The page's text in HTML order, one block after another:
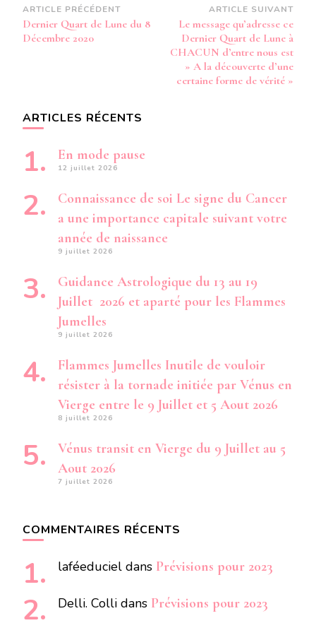
LÈVE
Navigation
d’article
ARTICLE PRÉCÉDENT
Dernier Quart de Lune du 8
Décembre 2020
ARTICLE SUIVANT
Le message qu’adresse ce
Dernier Quart de Lune à
CHACUN d’entre nous est
» A la découverte d’une
certaine forme de vérité »
ARTICLES RÉCENTS
En mode pause
12 juillet 2026
Connaissance de soi Le signe du Cancer
a une importance capitale suivant votre
année de naissance
9 juillet 2026
Guidance Astrologique du 13 au 19
Juillet 2026 et aparté pour les Flammes
Jumelles
9 juillet 2026
Flammes Jumelles Inutile de vouloir
résister à la tornade initiée par Vénus en
Vierge entre le 9 Juillet et 5 Aout 2026
8 juillet 2026
Vénus transit en Vierge du 9 Juillet au 5
Aout 2026
7 juillet 2026
COMMENTAIRES RÉCENTS
laféeduciel dans Prévisions pour 2023
Delli. Colli dans Prévisions pour 2023